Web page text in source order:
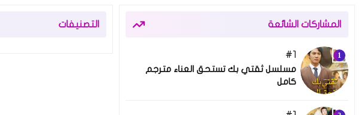
المشاركات الشائعة
1
مسلسل ثقتي بك تستحق العناء مترجم
كامل
التصنيفات